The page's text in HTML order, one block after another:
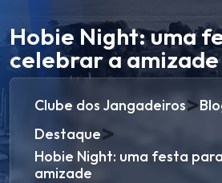
Hobie Night: uma
celebrar a amizade
Clube dos Jangadeiros>
Destaque>
Hobie Night: uma festa
amizade